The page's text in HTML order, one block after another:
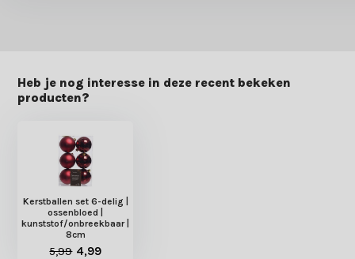
Heb je nog interesse in deze recent bekeken
producten?
Kerstballen set 6-delig |
ossenbloed |
kunststof/onbreekbaar |
8cm
5,99 4,99